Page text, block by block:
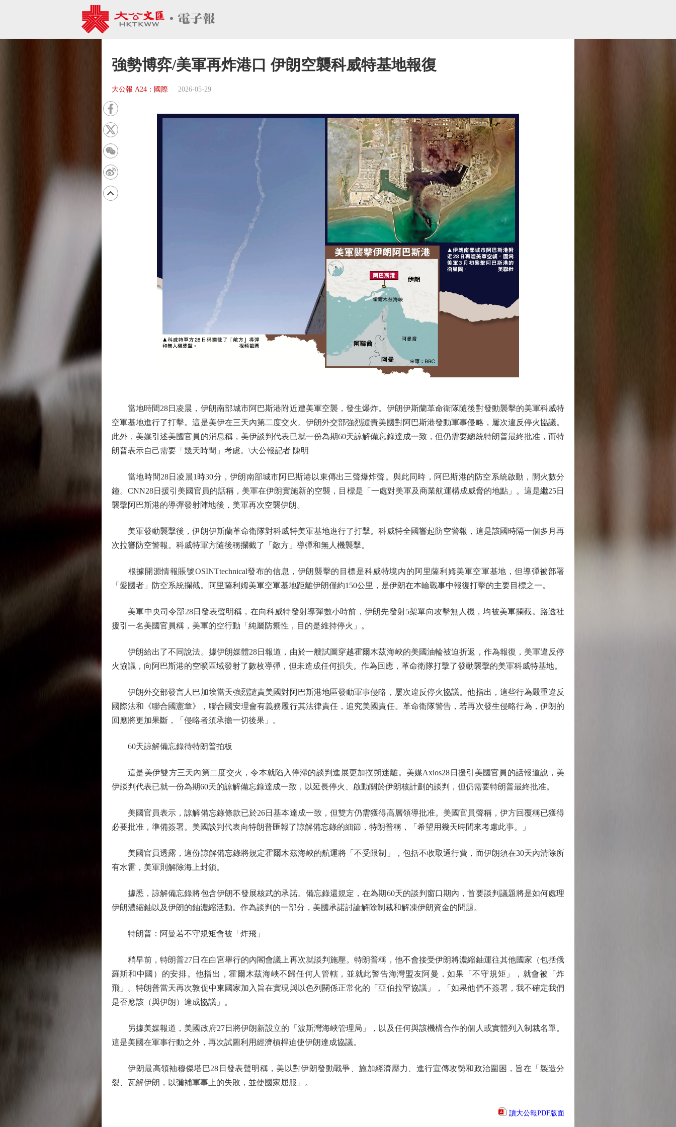
強勢博弈/美軍再炸港口 伊朗空襲科威特基地報復
大公報 A24：國際 2026-05-29
當地時間28日凌晨，伊朗南部城市阿巴斯港附近遭美軍空襲，發生爆炸。伊朗伊斯蘭革命衛隊隨後對發動襲擊的美軍科威特
空軍基地進行了打擊。這是美伊在三天內第二度交火。伊朗外交部強烈譴責美國對阿巴斯港發動軍事侵略，屢次違反停火協議。
此外，美媒引述美國官員的消息稱，美伊談判代表已就一份為期60天諒解備忘錄達成一致，但仍需要總統特朗普最終批准，而特
朗普表示自己需要「幾天時間」考慮。\大公報記者 陳明
當地時間28日凌晨1時30分，伊朗南部城市阿巴斯港以東傳出三聲爆炸聲。與此同時，阿巴斯港的防空系統啟動，開火數分
鐘。CNN28日援引美國官員的話稱，美軍在伊朗實施新的空襲，目標是「一處對美軍及商業航運構成威脅的地點」。這是繼25日
襲擊阿巴斯港的導彈發射陣地後，美軍再次空襲伊朗。
美軍發動襲擊後，伊朗伊斯蘭革命衛隊對科威特美軍基地進行了打擊。科威特全國響起防空警報，這是該國時隔一個多月再
次拉響防空警報。科威特軍方隨後稱攔截了「敵方」導彈和無人機襲擊。
根據開源情報賬號OSINTtechnical發布的信息，伊朗襲擊的目標是科威特境內的阿里薩利姆美軍空軍基地，但導彈被部署
「愛國者」防空系統攔截。阿里薩利姆美軍空軍基地距離伊朗僅約150公里，是伊朗在本輪戰事中報復打擊的主要目標之一。
美軍中央司令部28日發表聲明稱，在向科威特發射導彈數小時前，伊朗先發射5架單向攻擊無人機，均被美軍攔截。路透社
援引一名美國官員稱，美軍的空行動「純屬防禦性，目的是維持停火」。
伊朗給出了不同說法。據伊朗媒體28日報道，由於一艘試圖穿越霍爾木茲海峽的美國油輪被迫折返，作為報復，美軍違反停
火協議，向阿巴斯港的空曠區域發射了數枚導彈，但未造成任何損失。作為回應，革命衛隊打擊了發動襲擊的美軍科威特基地。
伊朗外交部發言人巴加埃當天強烈譴責美國對阿巴斯港地區發動軍事侵略，屢次違反停火協議。他指出，這些行為嚴重違反
國際法和《聯合國憲章》，聯合國安理會有義務履行其法律責任，追究美國責任。革命衛隊警告，若再次發生侵略行為，伊朗的
回應將更加果斷，「侵略者須承擔一切後果」。
60天諒解備忘錄待特朗普拍板
這是美伊雙方三天內第二度交火，令本就陷入停滯的談判進展更加撲朔迷離。美媒Axios28日援引美國官員的話報道說，美
伊談判代表已就一份為期60天的諒解備忘錄達成一致，以延長停火、啟動關於伊朗核計劃的談判，但仍需要特朗普最終批准。
美國官員表示，諒解備忘錄條款已於26日基本達成一致，但雙方仍需獲得高層領導批准。美國官員聲稱，伊方回覆稱已獲得
必要批准，準備簽署。美國談判代表向特朗普匯報了諒解備忘錄的細節，特朗普稱，「希望用幾天時間來考慮此事。」
美國官員透露，這份諒解備忘錄將規定霍爾木茲海峽的航運將「不受限制」，包括不收取通行費，而伊朗須在30天內清除所
有水雷，美軍則解除海上封鎖。
據悉，諒解備忘錄將包含伊朗不發展核武的承諾。備忘錄還規定，在為期60天的談判窗口期內，首要談判議題將是如何處理
伊朗濃縮鈾以及伊朗的鈾濃縮活動。作為談判的一部分，美國承諾討論解除制裁和解凍伊朗資金的問題。
特朗普：阿曼若不守規矩會被「炸飛」
稍早前，特朗普27日在白宮舉行的內閣會議上再次就談判施壓。特朗普稱，他不會接受伊朗將濃縮鈾運往其他國家（包括俄
羅斯和中國）的安排。他指出，霍爾木茲海峽不歸任何人管轄，並就此警告海灣盟友阿曼，如果「不守規矩」，就會被「炸
飛」。特朗普當天再次敦促中東國家加入旨在實現與以色列關係正常化的「亞伯拉罕協議」，「如果他們不簽署，我不確定我們
是否應該（與伊朗）達成協議」。
另據美媒報道，美國政府27日將伊朗新設立的「波斯灣海峽管理局」，以及任何與該機構合作的個人或實體列入制裁名單。
這是美國在軍事行動之外，再次試圖利用經濟槓桿迫使伊朗達成協議。
伊朗最高領袖穆傑塔巴28日發表聲明稱，美以對伊朗發動戰爭、施加經濟壓力、進行宣傳攻勢和政治圍困，旨在「製造分
裂、瓦解伊朗，以彌補軍事上的失敗，並使國家屈服」。
讀大公報PDF版面